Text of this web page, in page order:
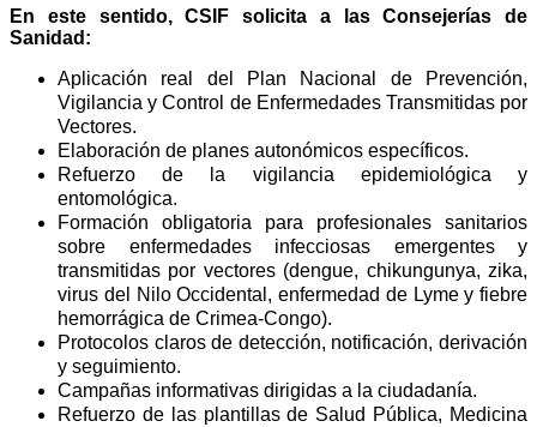
En este sentido, CSIF solicita a las Consejerías de
Sanidad:
Aplicación real del Plan Nacional de Prevención,
Vigilancia y Control de Enfermedades Transmitidas por
Vectores.
Elaboración de planes autonómicos específicos.
Refuerzo de la vigilancia epidemiológica y
entomológica.
Formación obligatoria para profesionales sanitarios
sobre enfermedades infecciosas emergentes y
transmitidas por vectores (dengue, chikungunya, zika,
virus del Nilo Occidental, enfermedad de Lyme y fiebre
hemorrágica de Crimea-Congo).
Protocolos claros de detección, notificación, derivación
y seguimiento.
Campañas informativas dirigidas a la ciudadanía.
Refuerzo de las plantillas de Salud Pública, Medicina